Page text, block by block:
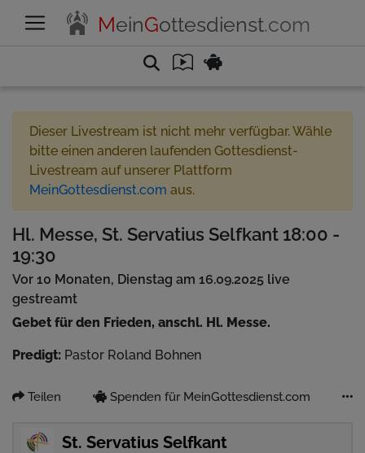
MeinGottesdienst.com
Dieser Livestream ist nicht mehr verfügbar. Wähle
bitte einen anderen laufenden Gottesdienst-
Livestream auf unserer Plattform
MeinGottesdienst.com aus.
Hl. Messe, St. Servatius Selfkant 18:00 -
19:30
Vor 10 Monaten, Dienstag am 16.09.2025 live
gestreamt
Gebet für den Frieden, anschl. Hl. Messe.
Predigt: Pastor Roland Bohnen
Teilen Spenden für MeinGottesdienst.com
St. Servatius Selfkant